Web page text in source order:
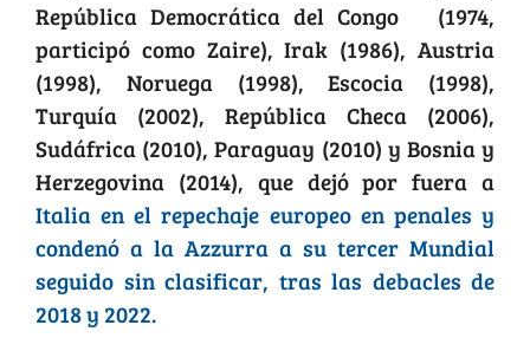
República Democrática del Congo (1974,
participó como Zaire), Irak (1986), Austria
(1998), Noruega (1998), Escocia (1998),
Turquía (2002), República Checa (2006),
Sudáfrica (2010), Paraguay (2010) y Bosnia y
Herzegovina (2014), que dejó por fuera a
Italia en el repechaje europeo en penales y
condenó a la Azzurra a su tercer Mundial
seguido sin clasificar, tras las debacles de
2018 y 2022.